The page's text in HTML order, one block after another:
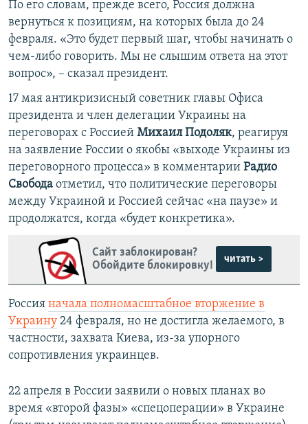
По его словам, прежде всего, Россия должна
вернуться к позициям, на которых была до 24
февраля. «Это будет первый шаг, чтобы начинать о
чем-либо говорить. Мы не слышим ответа на этот
вопрос», – сказал президент.
17 мая антикризисный советник главы Офиса
президента и член делегации Украины на
переговорах с Россией Михаил Подоляк, реагируя
на заявление России о якобы «выходе Украины из
переговорного процесса» в комментарии Радио
Свобода отметил, что политические переговоры
между Украиной и Россией сейчас «на паузе» и
продолжатся, когда «будет конкретика».
Сайт заблокирован?
Обойдите блокировку!
читать >
Россия начала полномасштабное вторжение в
Украину 24 февраля, но не достигла желаемого, в
частности, захвата Киева, из-за упорного
сопротивления украинцев.
22 апреля в России заявили о новых планах во
время «второй фазы» «спецоперации» в Украине